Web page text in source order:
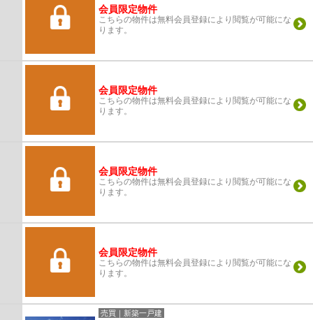
会員限定物件
こちらの物件は無料会員登録により閲覧が可能にな
ります。
会員限定物件
こちらの物件は無料会員登録により閲覧が可能にな
ります。
会員限定物件
こちらの物件は無料会員登録により閲覧が可能にな
ります。
会員限定物件
こちらの物件は無料会員登録により閲覧が可能にな
ります。
売買｜新築一戸建